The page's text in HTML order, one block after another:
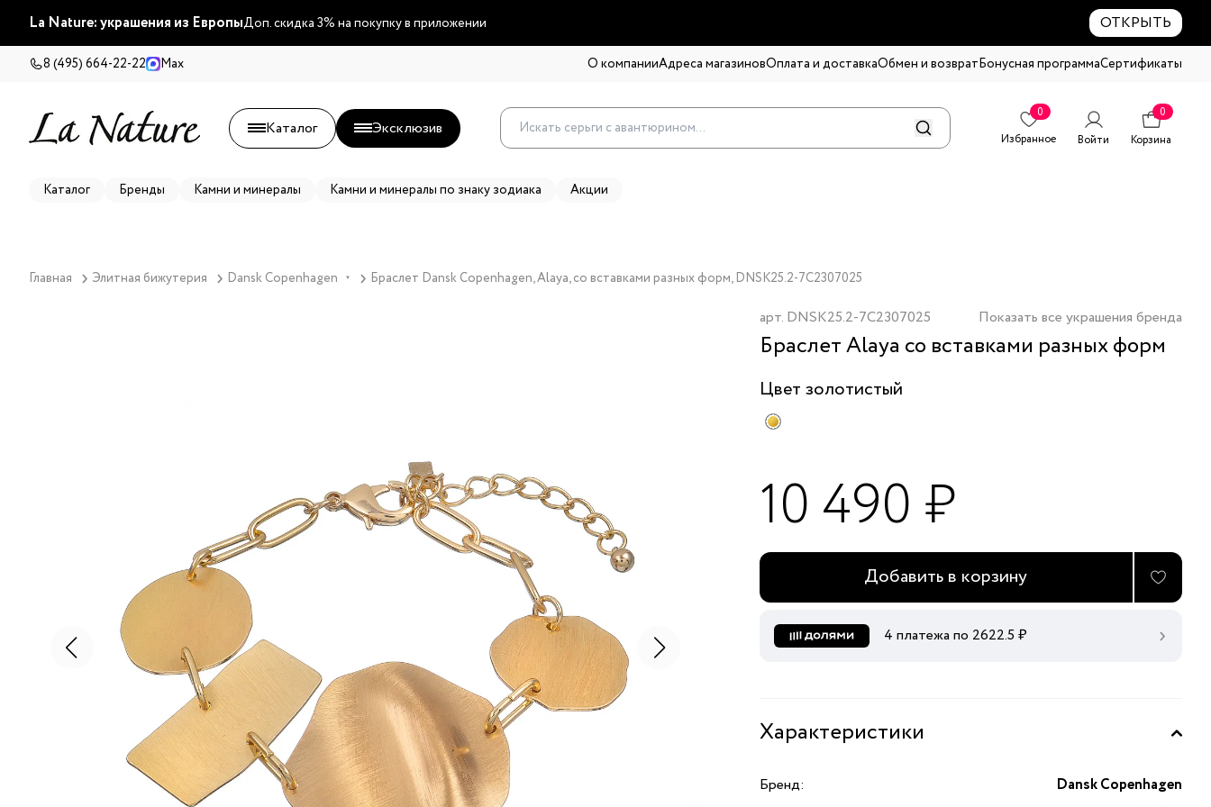
La Nature: украшения из ЕвропыДоп. скидка 3% на покупку в приложении ОТКРЫТЬ
8 (495) 664-22-22 Max О компанииАдреса магазиновОплата и доставкаОбмен и возвратБонусная программаСертификаты
Каталог Эксклюзив
0
Избранное
Войти
0
Корзина
Каталог Бренды Камни и минералы Камни и минералы по знаку зодиака Акции
Главная Элитная бижутерия Dansk Copenhagen ▼ Браслет Dansk Copenhagen, Alaya, со вставками разных форм, DNSK25.2-7C2307025
арт. DNSK25.2-7C2307025 Показать все украшения бренда
Браслет Alaya со вставками разных форм
Цвет золотистый
10 490 ₽
Добавить в корзину
4 платежа по 2622.5 ₽
Характеристики
Бренд:
Dansk Copenhagen